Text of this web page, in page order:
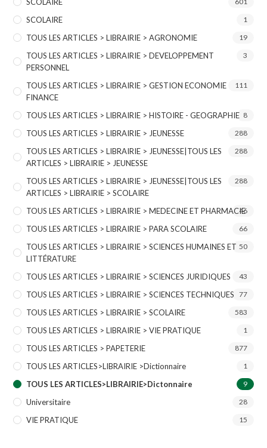
SCOLAIRE
SCOLAIRE 1
TOUS LES ARTICLES > LIBRAIRIE > AGRONOMIE 19
TOUS LES ARTICLES > LIBRAIRIE > DEVELOPPEMENT
PERSONNEL
3
TOUS LES ARTICLES > LIBRAIRIE > GESTION ECONOMIE
FINANCE
111
TOUS LES ARTICLES > LIBRAIRIE > HISTOIRE - GEOGRAPHIE 8
TOUS LES ARTICLES > LIBRAIRIE > JEUNESSE 288
TOUS LES ARTICLES > LIBRAIRIE > JEUNESSE|TOUS LES
ARTICLES > LIBRAIRIE > JEUNESSE
288
TOUS LES ARTICLES > LIBRAIRIE > JEUNESSE|TOUS LES
ARTICLES > LIBRAIRIE > SCOLAIRE
288
TOUS LES ARTICLES > LIBRAIRIE > MEDECINE ET PHARMACIE
46
TOUS LES ARTICLES > LIBRAIRIE > PARA SCOLAIRE 66
TOUS LES ARTICLES > LIBRAIRIE > SCIENCES HUMAINES ET
LITTÉRATURE
50
TOUS LES ARTICLES > LIBRAIRIE > SCIENCES JURIDIQUES 43
TOUS LES ARTICLES > LIBRAIRIE > SCIENCES TECHNIQUES 77
TOUS LES ARTICLES > LIBRAIRIE > SCOLAIRE 583
TOUS LES ARTICLES > LIBRAIRIE > VIE PRATIQUE 1
TOUS LES ARTICLES > PAPETERIE 877
TOUS LES ARTICLES>LIBRAIRIE >Dictionnaire 1
TOUS LES ARTICLES>LIBRAIRIE>Dictonnaire 9
Universitaire 28
VIE PRATIQUE 15